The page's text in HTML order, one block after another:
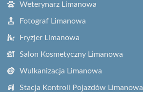
Weterynarz Limanowa
Fotograf Limanowa
Fryzjer Limanowa
Salon Kosmetyczny Limanowa
Wulkanizacja Limanowa
Stacja Kontroli Pojazdów Limanowa